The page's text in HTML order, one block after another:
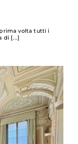
volta tutti i
di